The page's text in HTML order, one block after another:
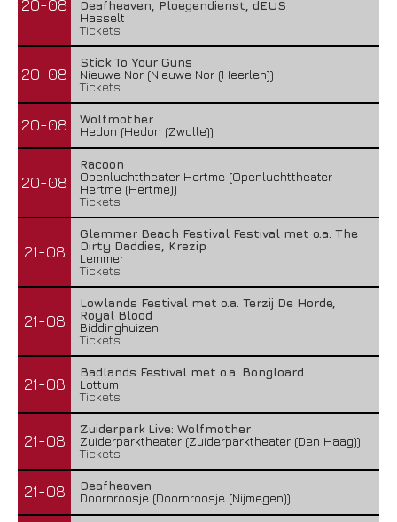
20-08
Deafheaven, Ploegendienst, dEUS
Hasselt
Tickets
20-08
Stick To Your Guns
Nieuwe Nor (Nieuwe Nor (Heerlen))
Tickets
20-08
Wolfmother
Hedon (Hedon (Zwolle))
20-08
Racoon
Openluchttheater Hertme (Openluchttheater
Hertme (Hertme))
Tickets
21-08
Glemmer Beach Festival Festival met o.a. The
Dirty Daddies, Krezip
Lemmer
Tickets
21-08
Lowlands Festival met o.a. Terzij De Horde,
Royal Blood
Biddinghuizen
Tickets
21-08
Badlands Festival met o.a. Bongloard
Lottum
Tickets
21-08
Zuiderpark Live: Wolfmother
Zuiderparktheater (Zuiderparktheater (Den Haag))
Tickets
21-08
Deafheaven
Doornroosje (Doornroosje (Nijmegen))